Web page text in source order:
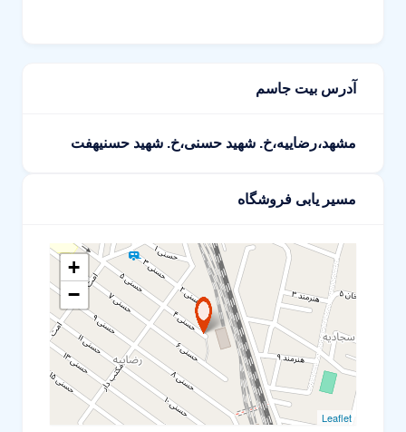
آدرس بیت جاسم
مشهد،رضاییه،خ. شهید حسنی،خ. شهید حسنیهفت
مسیر یابی فروشگاه
+
−
Leaflet